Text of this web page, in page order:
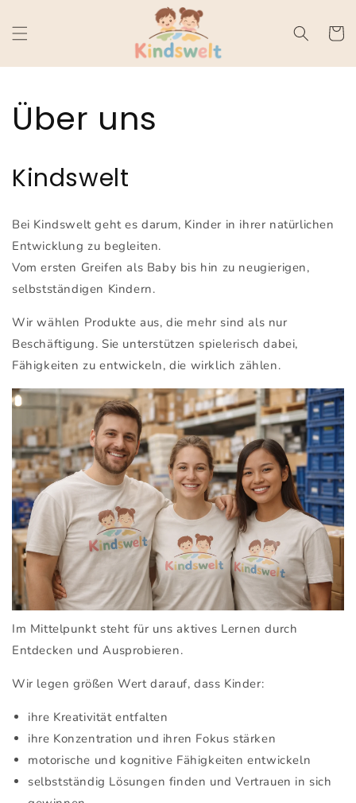
Inhalt
Über uns
Kindswelt
Bei Kindswelt geht es darum, Kinder in ihrer natürlichen
Entwicklung zu begleiten.
Vom ersten Greifen als Baby bis hin zu neugierigen,
selbstständigen Kindern.
Wir wählen Produkte aus, die mehr sind als nur
Beschäftigung. Sie unterstützen spielerisch dabei,
Fähigkeiten zu entwickeln, die wirklich zählen.
Im Mittelpunkt steht für uns aktives Lernen durch
Entdecken und Ausprobieren.
Wir legen größen Wert darauf, dass Kinder:
ihre Kreativität entfalten
ihre Konzentration und ihren Fokus stärken
motorische und kognitive Fähigkeiten entwickeln
selbstständig Lösungen finden und Vertrauen in sich